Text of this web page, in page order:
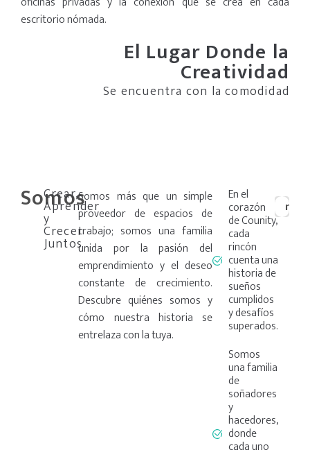
escritorio nómada.
El Lugar Donde la
Creatividad
Se encuentra con la comodidad
Somos
Crear,
Aprender
y
Crecer
Juntos
Somos más que un simple
proveedor de espacios de
trabajo; somos una familia
unida por la pasión del
emprendimiento y el deseo
constante de crecimiento.
Descubre quiénes somos y
cómo nuestra historia se
entrelaza con la tuya.
En el
corazón
de Counity,
cada
rincón
cuenta una
historia de
sueños
cumplidos
y desafíos
superados.
Somos
una familia
de
soñadores
y
hacedores,
donde
Ver
más
+